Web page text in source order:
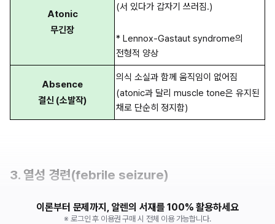
Atonic
무긴장
(서 있다가 갑자기 쓰러짐.)
* Lennox-Gastaut syndrome의
전형적 양상
Absence
결신 (소발작)
의식 소실과 함께 움직임이 없어짐
(atonic과 달리 muscle tone은 유지된
채로 단순히 정지함)
3. 열성 경련(febrile seizure)
이론부터 문제까지, 알렌의 서재를 100% 활용하세요
※ 로그인 후 이용권 구매 시 전체 이용 가능합니다.